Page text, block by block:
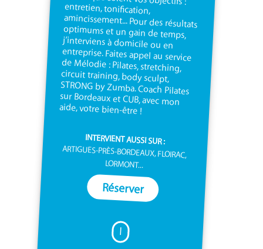
aide, votre bien-être !
INTERVIENT AUSSI SUR :
ARTIGUES-PRÈS-BORDEAUX, FLOIRAC,
LORMONT...
Réserver
I